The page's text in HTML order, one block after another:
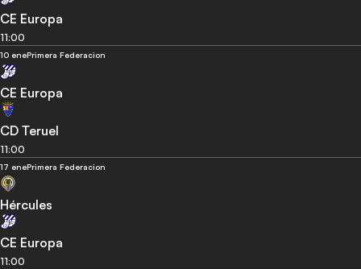
CE Europa
11:00
10 enePrimera Federacion
CE Europa
CD Teruel
11:00
17 enePrimera Federacion
Hércules
CE Europa
11:00